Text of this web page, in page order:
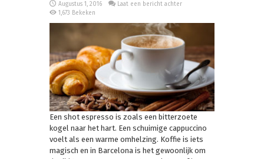
Augustus 1, 2016
Laat een bericht achter
1,673 Bekeken
Een shot espresso is zoals een bitterzoete
kogel naar het hart. Een schuimige cappuccino
voelt als een warme omhelzing. Koffie is iets
magisch en in Barcelona is het gewoonlijk om